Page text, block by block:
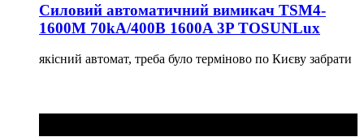
Силовий автоматичний вимикач TSM4-
1600M 70kA/400B 1600A 3P TOSUNLux
якісний автомат, треба було терміново по Києву забрати